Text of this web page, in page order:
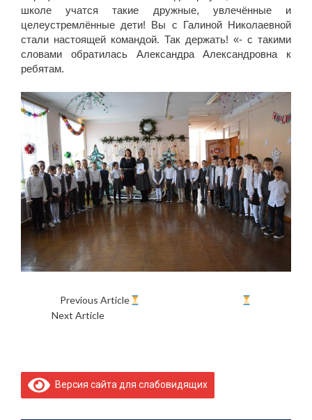
школе учатся такие дружные, увлечённые и
целеустремлённые дети! Вы с Галиной Николаевной
стали настоящей командой. Так держать! «- с такими
словами обратилась Александра Александровна к
ребятам.
Previous Article
Next Article
Версия сайта для слабовидящих